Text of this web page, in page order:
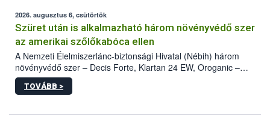
az intenzív felderítést, emellett az intézkedéseket a szlovák
hatósággal is összehangolják a terjedés megállítása érdekében.
2026. augusztus 6, csütörtök
Szüret után is alkalmazható három növényvédő szer
az amerikai szőlőkabóca ellen
A Nemzeti Élelmiszerlánc-biztonsági Hivatal (Nébih) három
növényvédő szer – Decis Forte, Klartan 24 EW, Oroganic –
engedélyokiratát módosította, így azok a szüretet követően,
egészen a vesszőérettség (BBCH 91) stádiumáig
érésű szőlőkben is legyen lehetőség a károsító elleni további
TOVÁBB >